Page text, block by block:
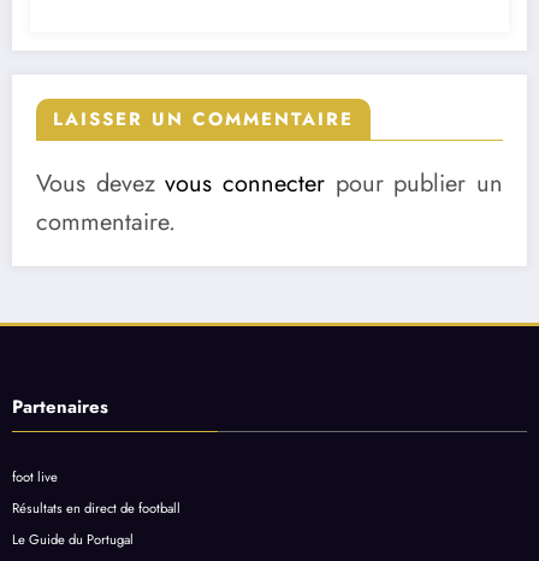
LAISSER UN COMMENTAIRE
Vous devezvous connecter pour publier un
commentaire.
Partenaires
foot live
Résultats en direct de football
Le Guide du Portugal